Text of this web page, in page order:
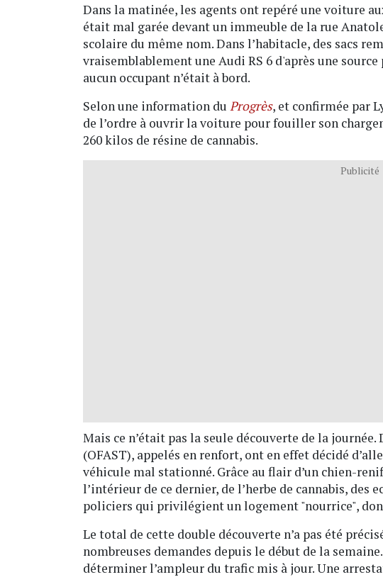
Dans la matinée, les agents ont repéré une voiture
était mal garée devant un immeuble de la rue
scolaire du même nom. Dans l’habitacle, des sacs
vraisemblablement une Audi RS 6 d'après une
aucun occupant n’était à bord.
Selon une information du Progrès, et confirmée par
de l’ordre à ouvrir la voiture pour fouiller son
260 kilos de résine de cannabis.
Publicité
Mais ce n’était pas la seule découverte de la
(OFAST), appelés en renfort, ont en effet décidé
véhicule mal stationné. Grâce au flair d’un chien-
l’intérieur de ce dernier, de l’herbe de cannabis, des
policiers qui privilégient un logement "nourrice",
Le total de cette double découverte n’a pas été
nombreuses demandes depuis le début de la
déterminer l’ampleur du trafic mis à jour. Une